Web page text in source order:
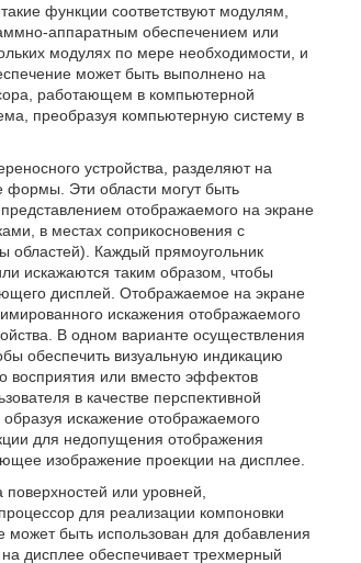
функции соответствуют модулям,
аппаратным обеспечением или
модулях по мере необходимости, и
может быть выполнено на
работающем в компьютерной
преобразуя компьютерную систему в
устройства, разделяют на
формы. Эти области могут быть
отображаемого на экране
в местах соприкосновения с
областей). Каждый прямоугольник
искажаются таким образом, чтобы
дисплей. Отображаемое на экране
искажения отображаемого
В одном варианте осуществления
обеспечить визуальную индикацию
восприятия или вместо эффектов
в качестве перспективной
искажение отображаемого
для недопущения отображения
изображение проекции на дисплее.
или уровней,
для реализации компоновки
быть использован для добавления
дисплее обеспечивает трехмерный